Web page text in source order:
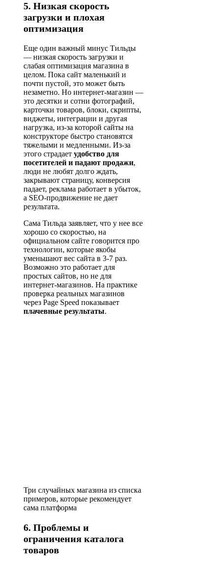
5. Низкая скорость
загрузки и плохая
оптимизация
Еще один важный минус Тильды
— низкая скорость загрузки и
слабая оптимизация магазина в
целом. Пока сайт маленький и
почти пустой, это может быть
незаметно. Но интернет-магазин —
это десятки и сотни фотографий,
карточки товаров, блоки, скрипты,
виджеты, интеграции и другая
нагрузка, из-за которой сайты на
конструкторе быстро становятся
тяжелыми и медленными. Из-за
этого страдает удобство для
посетителей и падают продажи,
люди не любят долго ждать,
закрывают страницу, конверсия
падает, реклама работает в убыток,
а SEO-продвижение не дает
результата.
Сама Тильда заявляет, что у нее все
хорошо со скоростью, на
официальном сайте говорится про
технологии, которые якобы
уменьшают вес сайта в 3-7 раз.
Возможно это работает для
простых сайтов, но не для
интернет-магазинов. На практике
проверка реальных магазинов
через Page Speed показывает
плачевные результаты.
Три случайных магазина из списка
примеров, которые рекомендует
сама платформа
6. Проблемы и
ограничения каталога
товаров